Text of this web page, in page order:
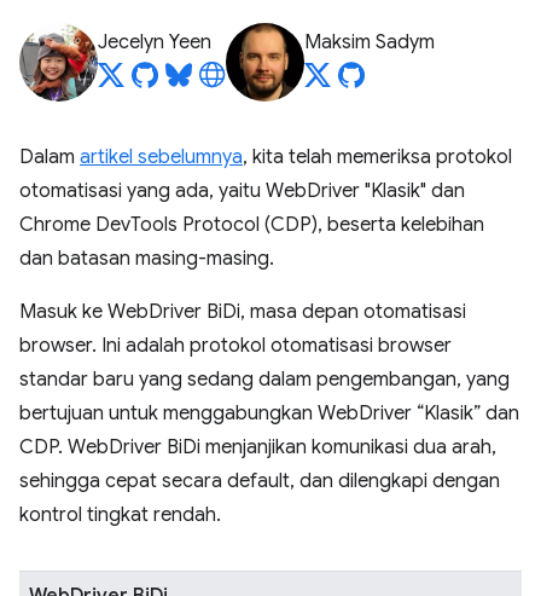
Jecelyn Yeen Maksim Sadym
Dalam artikel sebelumnya, kita telah memeriksa protokol
otomatisasi yang ada, yaitu WebDriver "Klasik" dan
Chrome DevTools Protocol (CDP), beserta kelebihan
dan batasan masing-masing.
Masuk ke WebDriver BiDi, masa depan otomatisasi
browser. Ini adalah protokol otomatisasi browser
standar baru yang sedang dalam pengembangan, yang
bertujuan untuk menggabungkan WebDriver “Klasik” dan
CDP. WebDriver BiDi menjanjikan komunikasi dua arah,
sehingga cepat secara default, dan dilengkapi dengan
kontrol tingkat rendah.